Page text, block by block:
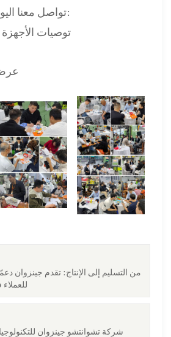
📩 تواصل معنا اليوم للحصول على:
توصيات
من التسليم إلى الإنتاج: تقدم جينزوان
شركة تشوانتشو جينزوان